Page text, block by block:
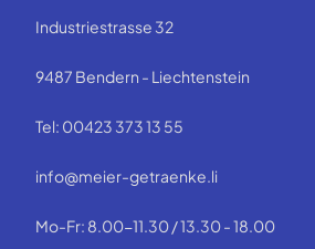
Industriestrasse 32
9487 Bendern - Liechtenstein
Tel: 00423 373 13 55
info@meier-getraenke.li
Mo-Fr: 8.00-11.30 / 13.30 - 18.00